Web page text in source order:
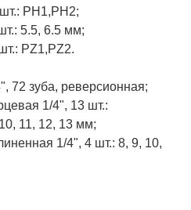
PH1,PH2;
5.5, 6.5 мм;
PZ1,PZ2.
72 зуба, реверсионная;
1/4", 13 шт.:
11, 12, 13 мм;
1/4", 4 шт.: 8, 9, 10,